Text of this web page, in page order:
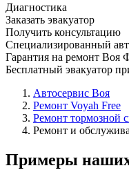
Диагностика
Заказать эвакуатор
Получить консультацию
Специализированный
Гарантия на ремонт Воя
Бесплатный эвакуатор
Автосервис Воя
Ремонт Voyah Free
Ремонт тормозной
Ремонт и
Примеры